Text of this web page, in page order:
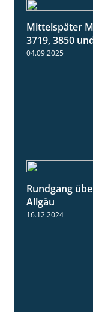
Mittelspäter
3719, 3850
04.09.2025
Rundgang
Allgäu
16.12.2024